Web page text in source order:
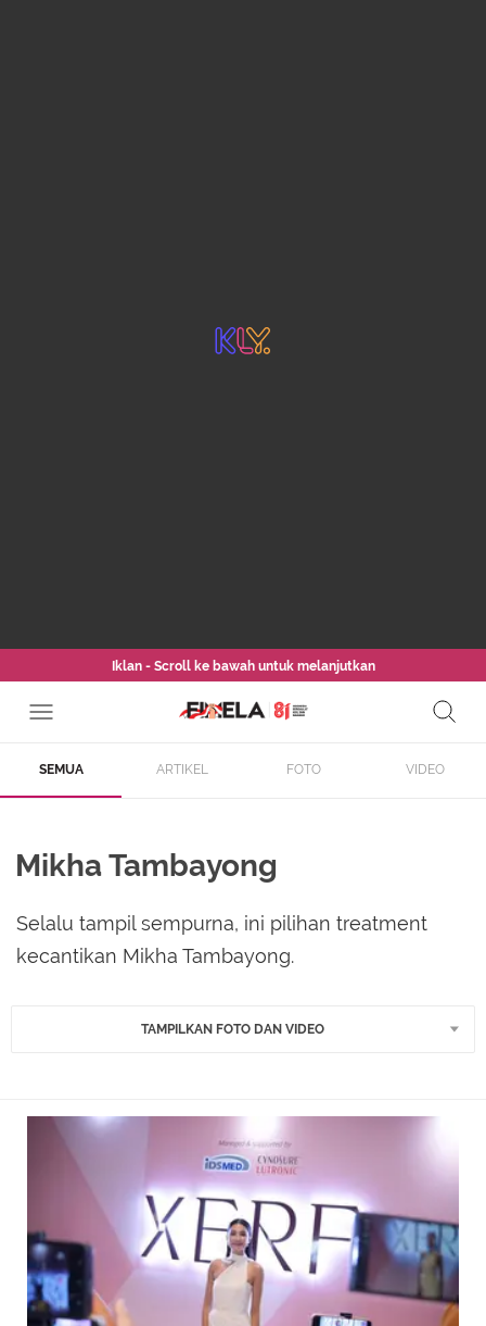
Iklan - Scroll ke bawah untuk melanjutkan
SEMUA ARTIKEL FOTO VIDEO
Mikha Tambayong
Selalu tampil sempurna, ini pilihan treatment
kecantikan Mikha Tambayong.
TAMPILKAN FOTO DAN VIDEO